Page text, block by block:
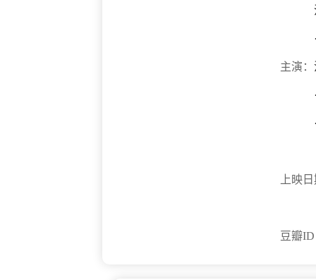
主演：
上映
豆瓣